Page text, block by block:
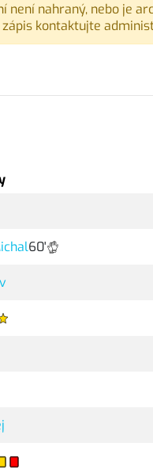
není nahraný, nebo je
kontaktujte
60'